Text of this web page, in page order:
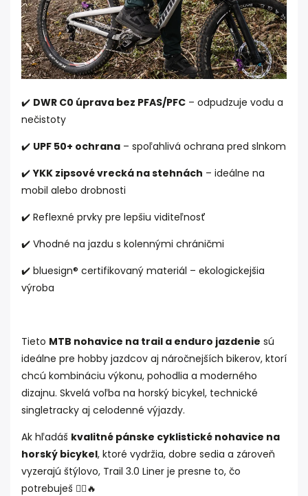
✔️ DWR C0 úprava bez PFAS/PFC – odpudzuje vodu a
nečistoty
✔️ UPF 50+ ochrana – spoľahlivá ochrana pred slnkom
✔️YKK zipsové vrecká na stehnách – ideálne na
mobil alebo drobnosti
✔️ Reflexné prvky pre lepšiu viditeľnosť
✔️ Vhodné na jazdu s kolennými chráničmi
✔️ bluesign® certifikovaný materiál – ekologickejšia
výroba
Tieto MTB nohavice na trail a enduro jazdenie sú
ideálne pre hobby jazdcov aj náročnejších bikerov, ktorí
chcú kombináciu výkonu, pohodlia a moderného
dizajnu. Skvelá voľba na horský bicykel, technické
singletracky aj celodenné výjazdy.
Ak hľadáš kvalitné pánske cyklistické nohavice na
horský bicykel, ktoré vydržia, dobre sedia a zároveň
vyzerajú štýlovo, Trail 3.0 Liner je presne to, čo
potrebuješ 🚵‍♂️🔥